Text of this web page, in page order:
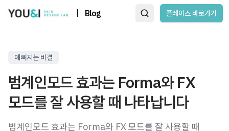
Blog 플레이스 바로가기
예뻐지는 비결
범계인모드 효과는 Forma와 FX
모드를 잘 사용할 때 나타납니다
범계인모드 효과는 Forma와 FX 모드를 잘 사용할 때